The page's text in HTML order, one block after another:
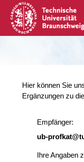
Hier können Sie
Ergänzungen zu
Empfänger:
ub-
Ihre Angaben